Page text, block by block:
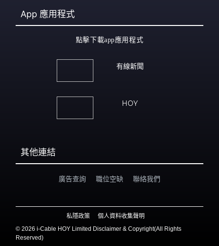
App 應用程式
點擊下載app應用程式
有線新聞
HOY
其他連結
廣告查詢 職位空缺 聯絡我們
私隱政策
個人資料收集聲明
© 2026 i-Cable HOY Limited Disclaimer & Copyright(All Rights
Reserved)